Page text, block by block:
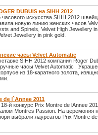
DUBUIS на SIHH 2012
искусства SIHH 2012
новую линию женских часов
and Spinels, Velvet High Jewellery
Jewellery in pink gold.
часы Velvet Automatic
SIHH 2012 компания Roger
часы Velvet Automatic .
из 18-каратного золота,
l`Annee 2011
й конкурс Prix Montre de lAnnee
Montres Passion. На церемония
выбрали лауреатов Prix Montre